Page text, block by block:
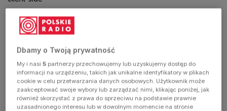
exception
has
occurred
(see the
Dbamy o Twoją prywatność
My i nasi5 partnerzy przechowujemy lub uzyskujemy dostęp do
informacji na urządzeniu, takich jak unikalne identyfikatory w plikach
cookie w celu przetwarzania danych osobowych. Użytkownik może
zaakceptować swoje wybory lub zarządzać nimi, klikając poniżej, jak
również skorzystać z prawa do sprzeciwu na podstawie prawnie
uzasadnionego interesu lub w dowolnym momencie na stronie